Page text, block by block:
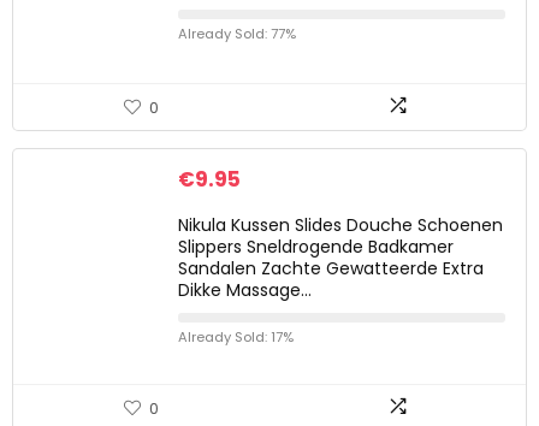
Already Sold: 77%
0
€9.95
Nikula Kussen Slides Douche Schoenen
Slippers Sneldrogende Badkamer
Sandalen Zachte Gewatteerde Extra
Dikke Massage…
Already Sold: 17%
0